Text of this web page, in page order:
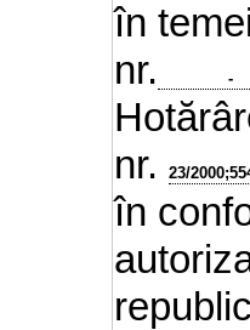
în
nr.
-
nr.
23/
în